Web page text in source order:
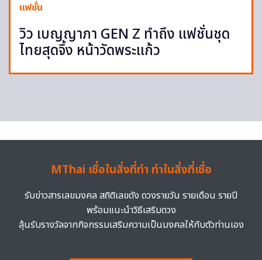
แฟชั่น
วิว เบญญาภา GEN Z ทำถึง แฟชั่นชุด
ไทยสุดจึ้ง หน้าวัดพระแก้ว
MThai เชื่อในสิ่งที่ทำ ทำในสิ่งที่เชื่อ
รับข่าวสารเลขมงคล สถิติเลขดัง ดวงรายวัน รายเดือน รายปี
พร้อมแนะนำวิธีเสริมดวง
ลุ้นรับรางวัลจากกิจกรรมเสริมความเป็นมงคลให้กับตัวท่านเอง